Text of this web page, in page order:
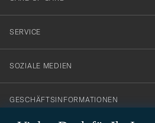
vårt
nyhetsbrev!
SERVICE
SOZIALE MEDIEN
GESCHÄFTSINFORMATIONEN